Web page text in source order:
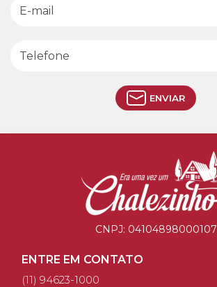
ENVIAR
CNPJ: 04104898000107
ENTRE EM CONTATO
(11) 94623-1000